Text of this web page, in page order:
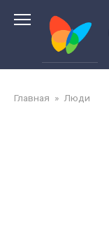
Главная » Люди